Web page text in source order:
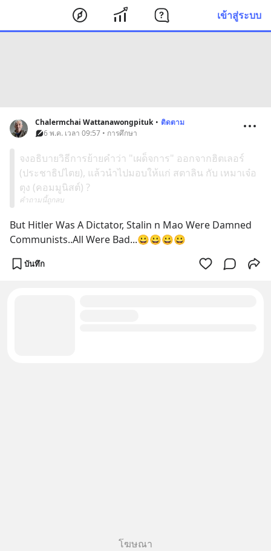
เข้าสู่ระบบ
Chalermchai Wattanawongpituk • ติดตาม
6 พ.ค. เวลา 09:57 • การศึกษา
จงอธิบายวิธีการย้ายคำว่า "เผด็จการ" ออกจากฮิตเลอร์
(ประชาธิปไตย), แล้วนำไปมอบให้แก่ สตาลิน กับ เหมาเจ๋อ
ตุง (คอมมูนิสต์) ?
คำถามนี้ถูกลบ
But Hitler Was A Dictator, Stalin n Mao Were Damned
Communists..All Were Bad...😀😀😀😀
บันทึก
โฆษณา